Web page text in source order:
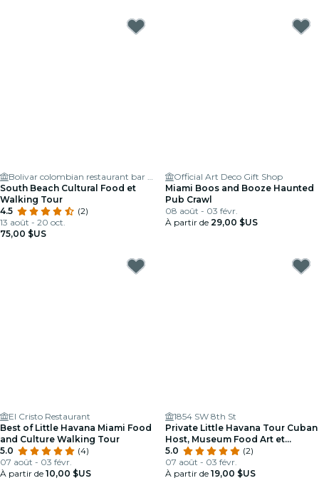
Bolivar colombian restaurant bar lounge
South Beach Cultural Food et
Walking Tour
4.5
(2)
13 août - 20 oct.
75,00 $US
Official Art Deco Gift Shop
Miami Boos and Booze Haunted
Pub Crawl
08 août - 03 févr.
À partir de 29,00 $US
El Cristo Restaurant
Best of Little Havana Miami Food
and Culture Walking Tour
5.0
(4)
07 août - 03 févr.
À partir de 10,00 $US
1854 SW 8th St
Private Little Havana Tour Cuban
Host, Museum Food Art et
musique live
5.0
(2)
07 août - 03 févr.
À partir de 19,00 $US